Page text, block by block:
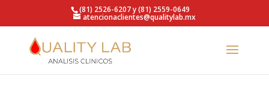
https://qualitylab.mx/(81) 2526-6207 y (81) 2559-0649
atencionaclientes@qualitylab.mx